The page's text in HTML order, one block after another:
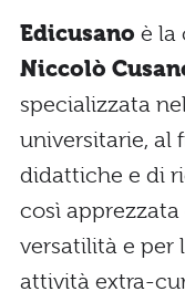
Edicusano è la
Niccolò
specializzata
universitarie, al
didattiche e di
così
versatilità e per
attività extra-